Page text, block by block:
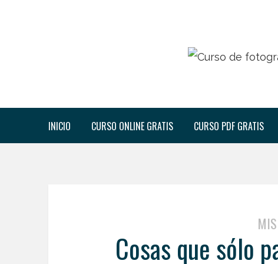
INICIO CURSO ONLINE GRATIS CURSO PDF GRATIS
Cosas que sólo